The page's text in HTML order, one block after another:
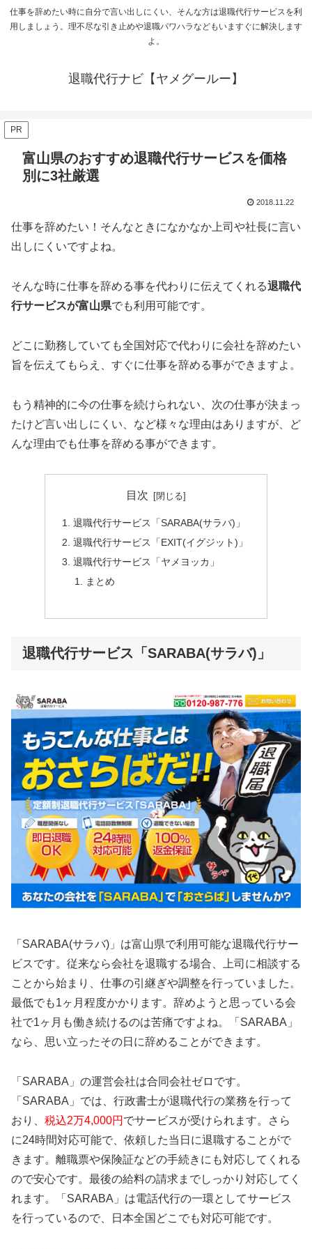
仕事を辞めたい時に自分で言い出しにくい、そんな方は退職代行サービスを利
用しましょう。理不尽な引き止めや退職パワハラなどもいますぐに解決します
よ。
退職代行ナビ【ヤメグールー】
PR
富山県のおすすめ退職代行サービスを価格
別に3社厳選
2018.11.22
仕事を辞めたい！そんなときになかなか上司や社長に言い
出しにくいですよね。
そんな時に仕事を辞める事を代わりに伝えてくれる退職代
行サービスが富山県でも利用可能です。
どこに勤務していても全国対応で代わりに会社を辞めたい
旨を伝えてもらえ、すぐに仕事を辞める事ができますよ。
もう精神的に今の仕事を続けられない、次の仕事が決まっ
たけど言い出しにくい、など様々な理由はありますが、ど
んな理由でも仕事を辞める事ができます。
目次
退職代行サービス「SARABA(サラバ)」
退職代行サービス「EXIT(イグジット)」
退職代行サービス「ヤメヨッカ」
まとめ
退職代行サービス「SARABA(サラバ)」
「SARABA(サラバ)」は富山県で利用可能な退職代行サー
ビスです。従来なら会社を退職する場合、上司に相談する
ことから始まり、仕事の引継ぎや調整を行っていました。
最低でも1ヶ月程度かかります。辞めようと思っている会
社で1ヶ月も働き続けるのは苦痛ですよね。「SARABA」
なら、思い立ったその日に辞めることができます。
「SARABA」の運営会社は合同会社ゼロです。
「SARABA」では、行政書士が退職代行の業務を行って
おり、 税込2万4,000円 でサービスが受けられます。さら
に24時間対応可能で、依頼した当日に退職することがで
きます。離職票や保険証などの手続きにも対応してくれる
ので安心です。最後の給料の請求までしっかり対応してく
れます。「SARABA」は電話代行の一環としてサービス
を行っているので、日本全国どこでも対応可能です。